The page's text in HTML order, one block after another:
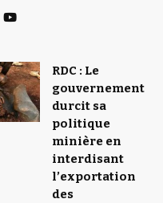
RDC : Le
gouvernement
durcit sa
politique
minière en
interdisant
l’exportation
des